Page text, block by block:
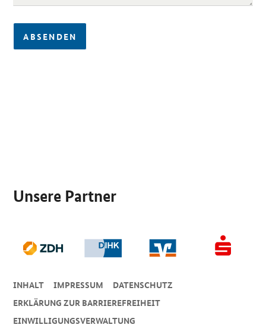
ABSENDEN
Unsere Partner
INHALT IMPRESSUM
DA­TEN­SCHUTZ
ERKLÄRUNG ZUR BARRIEREFREIHEIT
EINWILLIGUNGSVERWALTUNG